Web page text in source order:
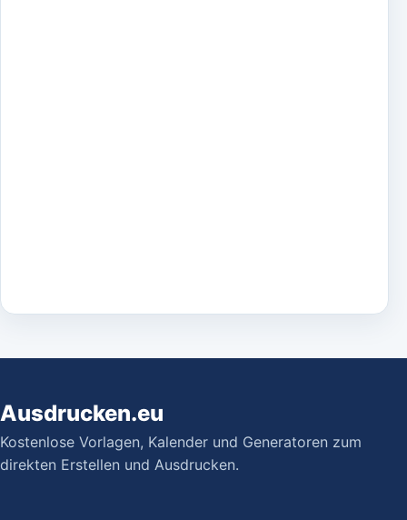
Ausdrucken.eu
Kostenlose Vorlagen, Kalender und Generatoren zum
direkten Erstellen und Ausdrucken.